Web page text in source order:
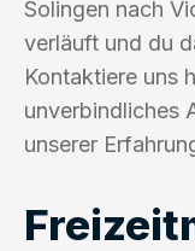
Solingen nach
verläuft und du
Kontaktiere uns
unverbindliches
unserer